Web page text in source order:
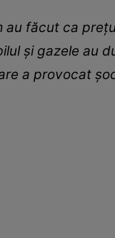
au făcut ca
și gazele au
a provocat